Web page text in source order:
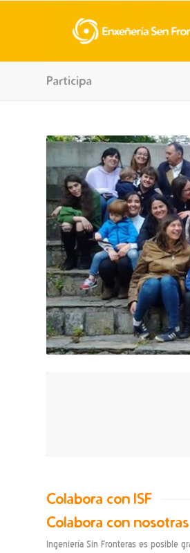
Participa
Colabora con ISF
Colabora con nosotras
Ingeniería Sin Fronteras es posible